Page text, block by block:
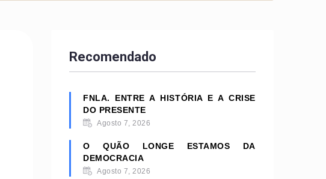
Recomendado
FNLA. ENTRE A HISTÓRIA E A CRISE
DO PRESENTE
Agosto 7, 2026
O QUÃO LONGE ESTAMOS DA
DEMOCRACIA
Agosto 7, 2026